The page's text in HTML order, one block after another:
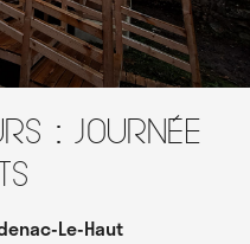
: journée
Le-Haut